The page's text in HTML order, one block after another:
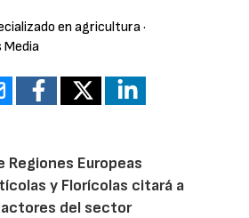
en agricultura·
Regiones Europeas
y Florícolas citará a
del sector